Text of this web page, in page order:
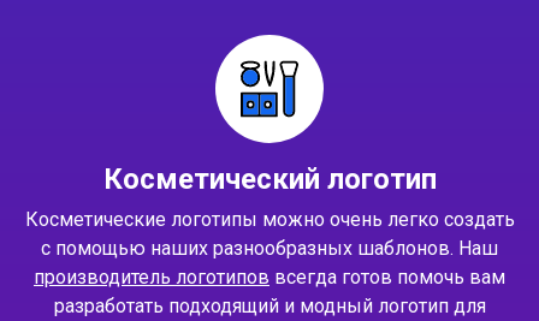
Косметический логотип
Косметические логотипы можно очень легко создать
с помощью наших разнообразных шаблонов. Наш
производитель логотипов всегда готов помочь вам
разработать подходящий и модный логотип для